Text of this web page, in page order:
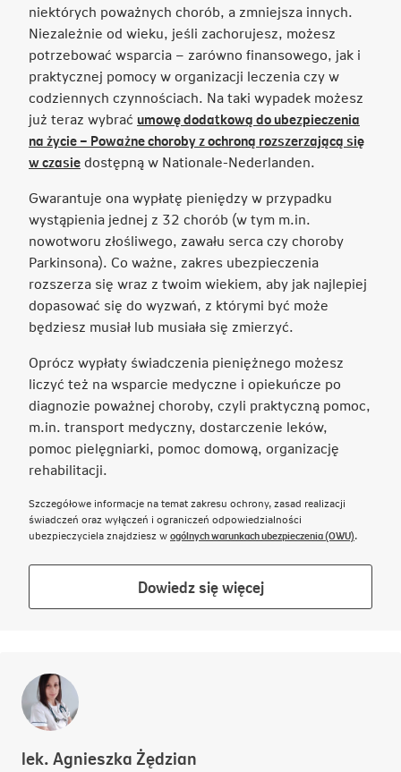
niektórych poważnych chorób, a zmniejsza innych.
Niezależnie od wieku, jeśli zachorujesz, możesz
potrzebować wsparcia – zarówno finansowego, jak i
praktycznej pomocy w organizacji leczenia czy w
codziennych czynnościach. Na taki wypadek możesz
już teraz wybrać umowę dodatkową do ubezpieczenia
na życie – Poważne choroby z ochroną rozszerzającą się
w czasieLink
się
w
nowej
karcie
dostępną w Nationale-Nederlanden.
Gwarantuje ona wypłatę pieniędzy w przypadku
wystąpienia jednej z 32 chorób (w tym m.in.
nowotworu złośliwego, zawału serca czy choroby
Parkinsona). Co ważne, zakres ubezpieczenia
rozszerza się wraz z twoim wiekiem, aby jak najlepiej
dopasować się do wyzwań, z którymi być może
będziesz musiał lub musiała się zmierzyć.
Oprócz wypłaty świadczenia pieniężnego możesz
liczyć też na wsparcie medyczne i opiekuńcze po
diagnozie poważnej choroby, czyli praktyczną pomoc,
m.in. transport medyczny, dostarczenie leków,
pomoc pielęgniarki, pomoc domową, organizację
rehabilitacji.
Szczegółowe informacje na temat zakresu ochrony, zasad realizacji
świadczeń oraz wyłączeń i ograniczeń odpowiedzialności
ubezpieczyciela znajdziesz wogólnych warunkach ubezpieczenia (OWU).
Dowiedz się więcejLink
otwiera
lek. Agnieszka Żędzian